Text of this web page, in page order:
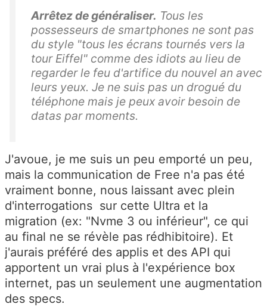
Arrêtez de généraliser. Tous les
possesseurs de smartphones ne sont pas
du style "tous les écrans tournés vers la
tour Eiffel" comme des idiots au lieu de
regarder le feu d'artifice du nouvel an avec
leurs yeux. Je ne suis pas un drogué du
téléphone mais je peux avoir besoin de
datas par moments.
J'avoue, je me suis un peu emporté un peu,
mais la communication de Free n'a pas été
vraiment bonne, nous laissant avec plein
d'interrogations sur cette Ultra et la
migration (ex: "Nvme 3 ou inférieur", ce qui
au final ne se révèle pas rédhibitoire). Et
j'aurais préféré des applis et des API qui
apportent un vrai plus à l'expérience box
internet, pas un seulement une augmentation
des specs.